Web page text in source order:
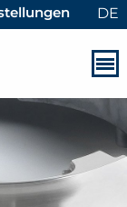
DE